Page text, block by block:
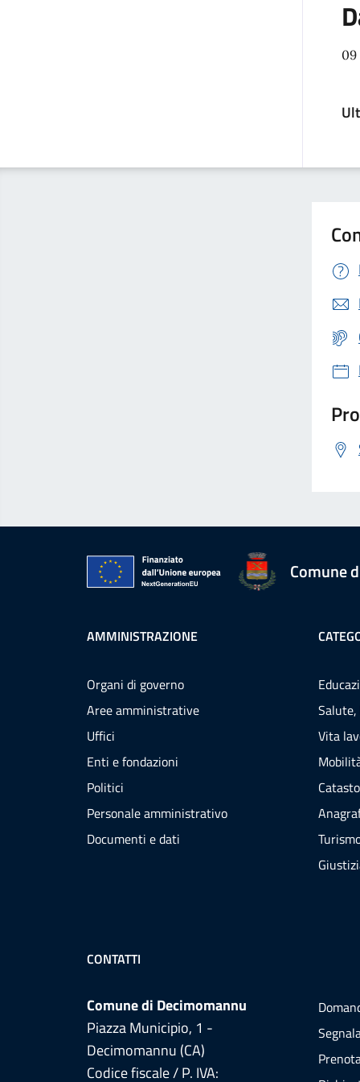
09
Comune
AMMINISTRAZIONE
Organi di governo
Aree amministrative
Uffici
Enti e fondazioni
Politici
Personale amministrativo
Documenti e dati
Salute,
Vita
CONTATTI
Comune di Decimomannu
Piazza Municipio, 1 -
Decimomannu (CA)
Codice fiscale / P. IVA: